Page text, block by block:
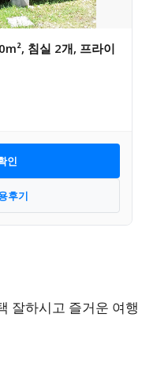
침실 2개, 프라이
인
후기
잘하시고 즐거운 여행